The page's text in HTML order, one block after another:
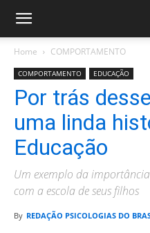
Home COMPORTAMENTO
COMPORTAMENTO EDUCAÇÃO
Por trás
uma linda
Educação
Um exemplo da
com a escola de seus filhos
By REDAÇÃO PSICOLOGIAS DO